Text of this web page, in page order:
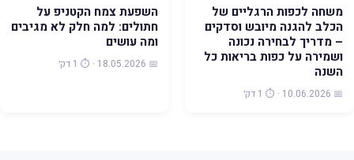
משחה לכפות הרגליים של
הכלב להגנה מיובש וסדקים
– מדריך לבחירה נכונה
ושמירה על כפות בריאות כל
השנה
📅 10.06.2026 · ⏱️ 1 דק׳
השפעת צמח הקטניפ על
חתולים: למה חלק לא מגיבים
ומה עושים
📅 18.05.2026 · ⏱️ 1 דק׳